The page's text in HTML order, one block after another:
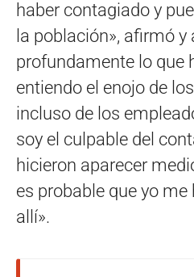
haber contagiado y
la población», afirmó
profundamente lo que
entiendo el enojo de
incluso de los
soy el culpable del
hicieron aparecer
es probable que yo
allí».